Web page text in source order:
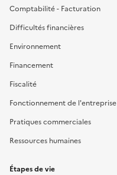
Comptabilité - Facturation
Difficultés financières
Environnement
Financement
Fiscalité
Fonctionnement de l'entreprise
Pratiques commerciales
Ressources humaines
Étapes de vie